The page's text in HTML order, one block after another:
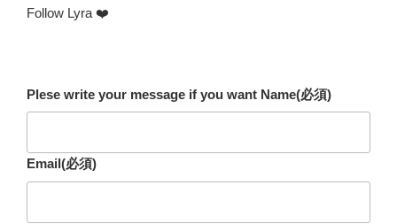
Follow Lyra ❤️
Plese write your message if you want Name(必須)
Email(必須)